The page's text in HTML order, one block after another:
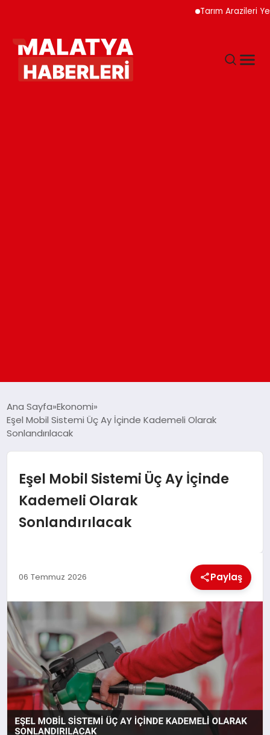
Tarım Arazileri Yeni
GÜNDEM
DÜNYA
EĞITIM
MAGAZIN
SAĞLIK
SIYASET
SPOR
TEKNOLOJI
Ana Sayfa Ekonomi
Eşel Mobil Sistemi Üç Ay İçinde Kademeli Olarak
Sonlandırılacak
Eşel Mobil Sistemi Üç Ay İçinde
Kademeli Olarak
Sonlandırılacak
06 Temmuz 2026 Paylaş